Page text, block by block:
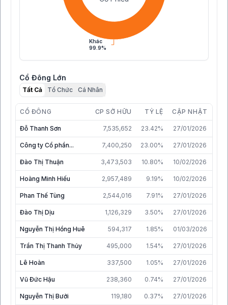
Khác
99.9%
Cổ Đông Lớn
Tất Cả Tổ Chức Cá Nhân
CỔ ĐÔNG CP SỞ HỮU TỶ LỆ CẬP NHẬT
Đỗ Thanh Sơn 7,535,652 23.42% 27/01/2026
Công ty Cổ phần... 7,400,250 23.00% 27/01/2026
Đào Thị Thuận 3,473,503 10.80% 10/02/2026
Hoàng Minh Hiếu 2,957,489 9.19% 10/02/2026
Phan Thế Tùng 2,544,016 7.91% 27/01/2026
Đào Thị Dịu 1,126,329 3.50% 27/01/2026
Nguyễn Thị Hồng Huê 594,317 1.85% 01/03/2026
Trần Thị Thanh Thủy 495,000 1.54% 27/01/2026
Lê Hoàn 337,500 1.05% 27/01/2026
Vũ Đức Hậu 238,360 0.74% 27/01/2026
Nguyễn Thị Bưởi 119,180 0.37% 27/01/2026